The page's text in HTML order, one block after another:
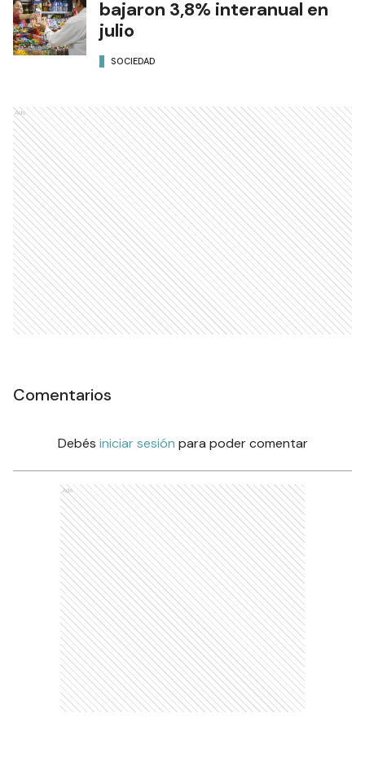
bajaron 3,8% interanual en
julio
SOCIEDAD
Ads
Comentarios
Debés iniciar sesión para poder comentar
Ads